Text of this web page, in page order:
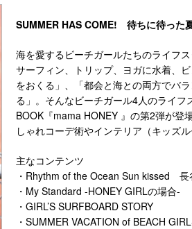
SUMMER HAS COME! 待ちに待った
海を愛するビーチガールたちのライフ
サーフィン、トリップ、ヨガに水着、
をおくる」、「都会と海との両方でバ
る」。そんなビーチガール4人のライ
BOOK『mama HONEY 』の第2弾が登
しゃれコーデ術やインテリア（キッズ
主なコンテンツ
・Rhythm of the Ocean Sun kissed 長
・My Standard -HONEY GIRLの場合-
・GIRL’S SURFBOARD STORY
・SUMMER VACATION of BEACH